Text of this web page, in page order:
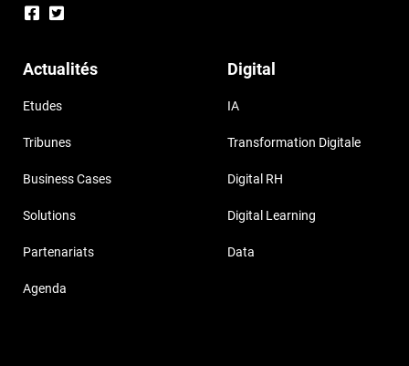
Actualités
Etudes
Tribunes
Business Cases
Solutions
Partenariats
Agenda
Digital
IA
Transformation Digitale
Digital RH
Digital Learning
Data